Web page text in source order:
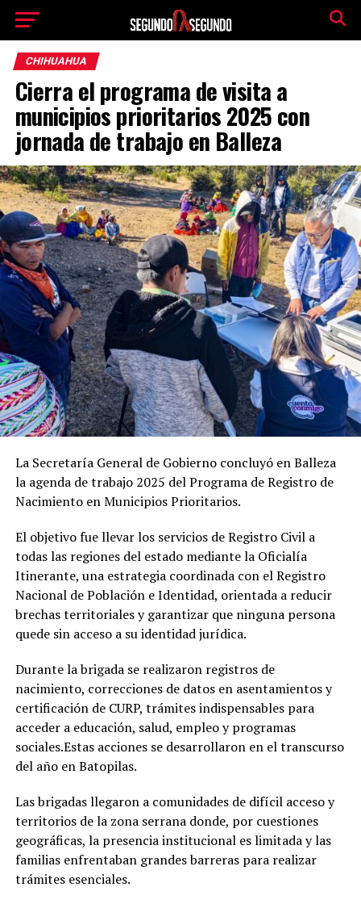
CHIHUAHUA
Cierra el programa de visita a
municipios prioritarios 2025 con
jornada de trabajo en Balleza
La Secretaría General de Gobierno concluyó en Balleza
la agenda de trabajo 2025 del Programa de Registro de
Nacimiento en Municipios Prioritarios.
El objetivo fue llevar los servicios de Registro Civil a
todas las regiones del estado mediante la Oficialía
Itinerante, una estrategia coordinada con el Registro
Nacional de Población e Identidad, orientada a reducir
brechas territoriales y garantizar que ninguna persona
quede sin acceso a su identidad jurídica.
Durante la brigada se realizaron registros de
nacimiento, correcciones de datos en asentamientos y
certificación de CURP, trámites indispensables para
acceder a educación, salud, empleo y programas
sociales.Estas acciones se desarrollaron en el transcurso
del año en Batopilas.
Las brigadas llegaron a comunidades de difícil acceso y
territorios de la zona serrana donde, por cuestiones
geográficas, la presencia institucional es limitada y las
familias enfrentaban grandes barreras para realizar
trámites esenciales.